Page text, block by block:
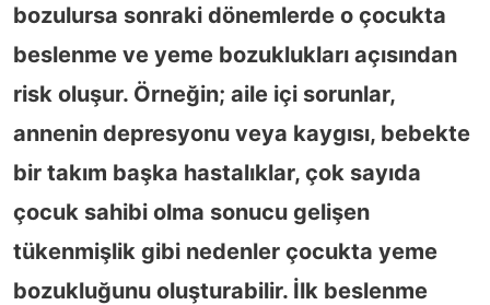
bozulursa sonraki dönemlerde o çocukta
beslenme ve yeme bozuklukları açısından
risk oluşur. Örneğin; aile içi sorunlar,
annenin depresyonu veya kaygısı, bebekte
bir takım başka hastalıklar, çok sayıda
çocuk sahibi olma sonucu gelişen
tükenmişlik gibi nedenler çocukta yeme
bozukluğunu oluşturabilir. İlk beslenme